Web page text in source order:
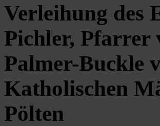
Verleihung des
Pichler, Pfarrer
Palmer-Buckle
Katholischen
Pölten